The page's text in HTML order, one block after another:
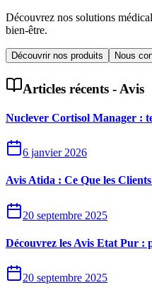
Découvrez nos solutions
bien-être.
Découvrir nos produits Nous
Articles récents - Avis
Nuclever Cortisol Manager :
6 janvier 2026
Avis Atida : Ce Que les
20 septembre 2025
Découvrez les Avis Etat Pur :
20 septembre 2025